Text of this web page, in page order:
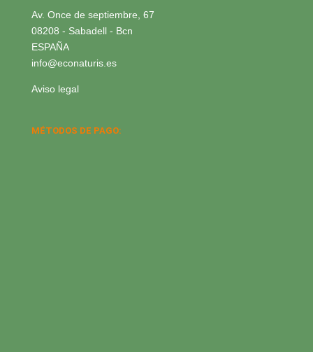
Av. Once de septiembre, 67
08208 - Sabadell - Bcn
ESPAÑA
info@econaturis.es
Aviso legal
MÉTODOS DE PAGO: